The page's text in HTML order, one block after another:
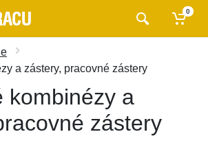
0
a zástery, pracovné zástery
kombinézy a
zástery